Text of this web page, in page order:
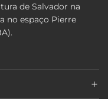
de Salvador na
no espaço Pierre